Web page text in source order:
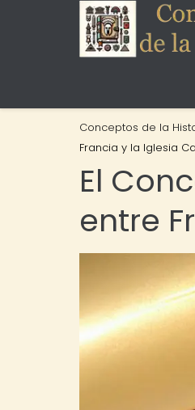
Conceptos de la
Francia y la Iglesia
El
entre